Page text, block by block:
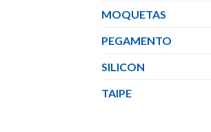
MOQUETAS
PEGAMENTO
SILICON
TAIPE